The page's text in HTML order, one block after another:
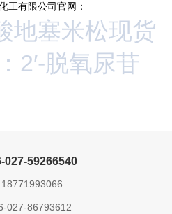
工有限公司官网：
地塞米松现货
2′-脱氧尿苷
027-59266540
18771993066
027-86793612